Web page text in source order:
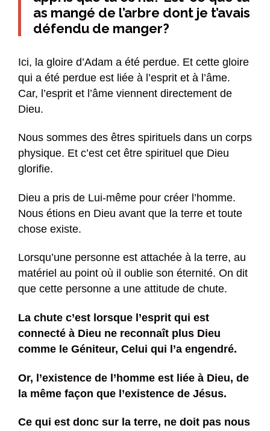
as mangé de l’arbre dont je t’avais
défendu de manger?
Ici, la gloire d’Adam a été perdue. Et cette gloire
qui a été perdue est liée à l’esprit et à l’âme.
Car, l’esprit et l’âme viennent directement de
Dieu.
Nous sommes des êtres spirituels dans un corps
physique. Et c’est cet être spirituel que Dieu
glorifie.
Dieu a pris de Lui-même pour créer l’homme.
Nous étions en Dieu avant que la terre et toute
chose existe.
Lorsqu’une personne est attachée à la terre, au
matériel au point où il oublie son éternité. On dit
que cette personne a une attitude de chute.
La chute c’est lorsque l’esprit qui est
connecté à Dieu ne reconnaît plus Dieu
comme le Géniteur, Celui qui l’a engendré.
Or, l’existence de l’homme est liée à Dieu, de
la même façon que l’existence de Jésus.
Ce qui est donc sur la terre, ne doit pas nous